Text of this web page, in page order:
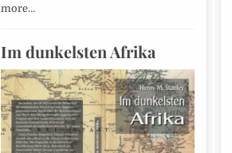
more…
Im dunkelsten Afrika